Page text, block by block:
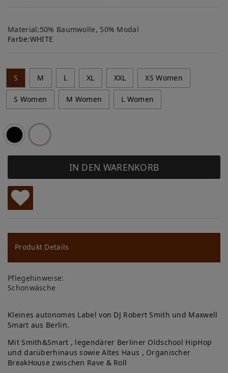
Material:50% Baumwolle, 50% Modal
Farbe:WHITE
S M L XL XXL XS Women
S Women M Women L Women
IN DEN WARENKORB
W
u
ns
ch
lis
te
Produkt Details
Pflegehinweise:
Schonwäsche
Kleines autonomes Label von DJ Robert Smith und Maxwell
Smart aus Berlin.
Mit Smith&Smart , legendärer Berliner Oldschool HipHop
und darüberhinaus sowie Altes Haus , Organischer
BreakHouse zwischen Rave & Roll